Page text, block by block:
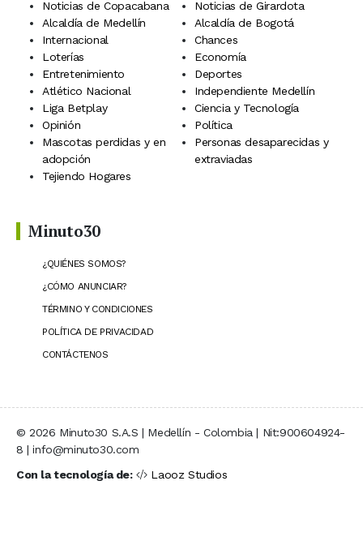
Noticias de Copacabana
Noticias de Girardota
Alcaldía de Medellín
Alcaldía de Bogotá
Internacional
Chances
Loterías
Economía
Entretenimiento
Deportes
Atlético Nacional
Independiente Medellín
Liga Betplay
Ciencia y Tecnología
Opinión
Política
Mascotas perdidas y en
adopción
Personas desaparecidas y
extraviadas
Tejiendo Hogares
Minuto30
¿QUIÉNES SOMOS?
¿CÓMO ANUNCIAR?
TÉRMINO Y CONDICIONES
POLÍTICA DE PRIVACIDAD
CONTÁCTENOS
© 2026 Minuto30 S.A.S | Medellín - Colombia | Nit:900604924-
8 | info@minuto30.com
Con la tecnología de:
Laooz Studios